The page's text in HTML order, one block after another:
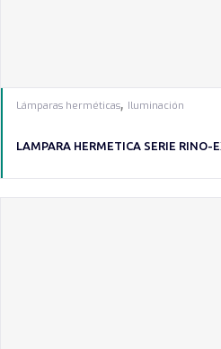
Lámparas herméticas, Iluminación
LAMPARA HERMETICA SERIE RINO-